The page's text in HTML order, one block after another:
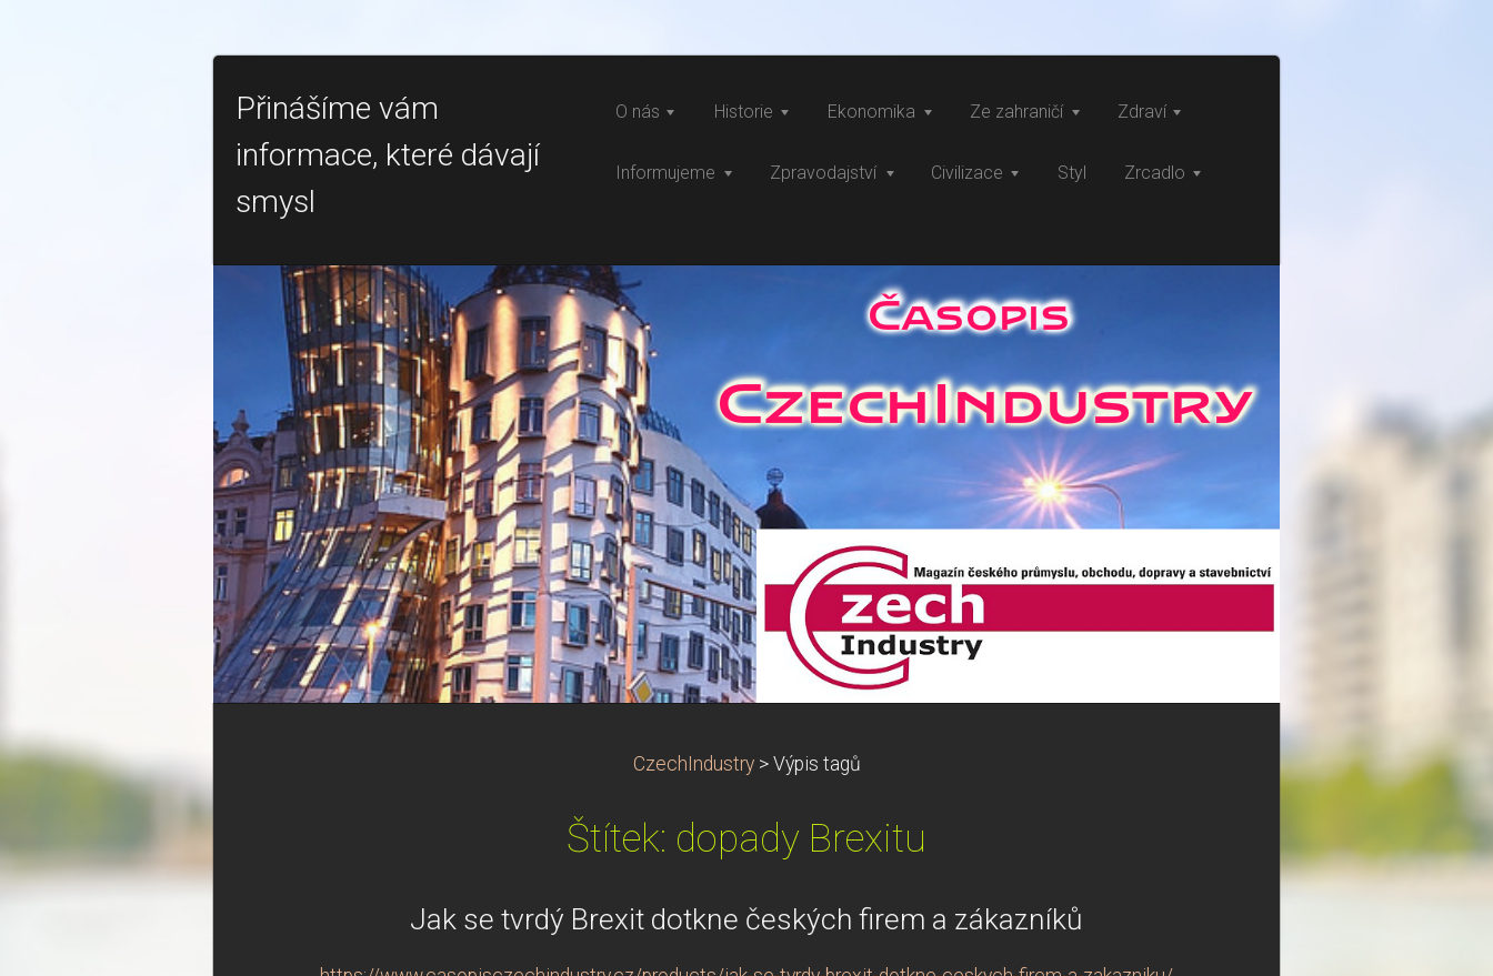
Přinášíme vám
informace, které dávají
smysl
O nás Historie Ekonomika Ze zahraničí Zdraví
Informujeme Zpravodajství Civilizace Styl Zrcadlo
CzechIndustry > Výpis tagů
Štítek: dopady Brexitu
Jak se tvrdý Brexit dotkne českých firem a zákazníků